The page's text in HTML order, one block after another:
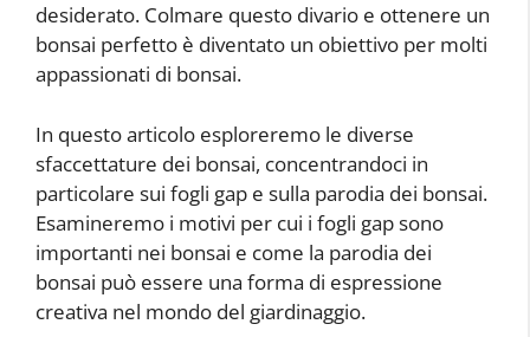
desiderato. Colmare questo divario e ottenere un
bonsai perfetto è diventato un obiettivo per molti
appassionati di bonsai.
In questo articolo esploreremo le diverse
sfaccettature dei bonsai, concentrandoci in
particolare sui fogli gap e sulla parodia dei bonsai.
Esamineremo i motivi per cui i fogli gap sono
importanti nei bonsai e come la parodia dei
bonsai può essere una forma di espressione
creativa nel mondo del giardinaggio.